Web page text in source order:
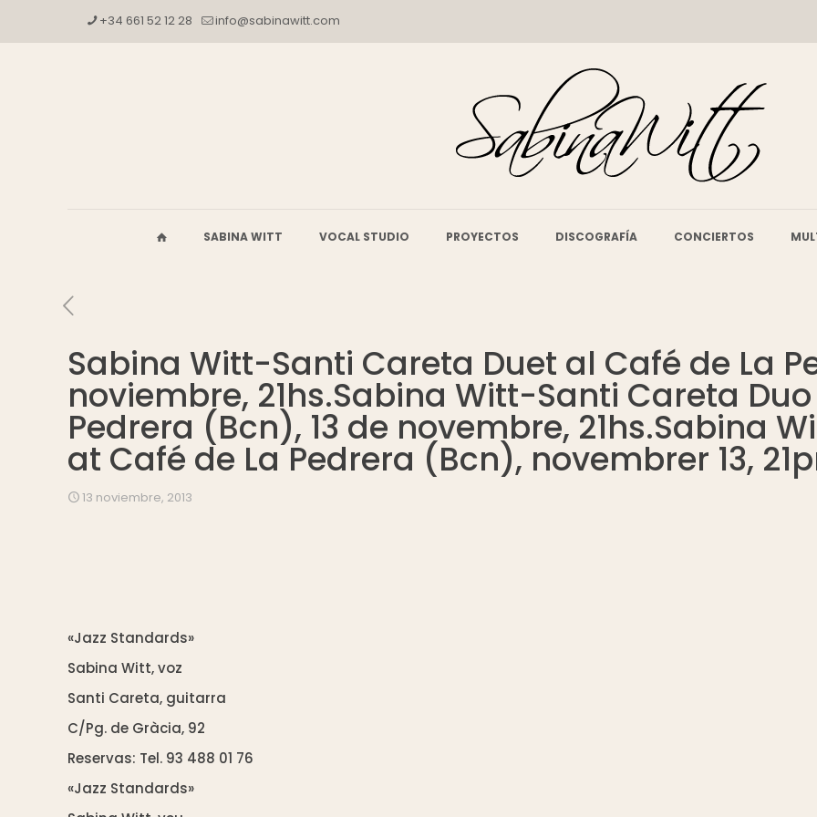
+34 661 52 12 28 info@sabinawitt.com
SABINA WITT VOCAL STUDIO PROYECTOS DISCOGRAFÍA CONCIERTOS
Sabina Witt-Santi Careta Duet al Café de La
noviembre, 21hs.Sabina Witt-Santi Careta
Pedrera (Bcn), 13 de novembre, 21hs.Sabina
at Café de La Pedrera (Bcn), novembrer 13,
13 noviembre, 2013
«Jazz Standards»
Sabina Witt, voz
Santi Careta, guitarra
C/Pg. de Gràcia, 92
Reservas: Tel. 93 488 01 76
«Jazz Standards»